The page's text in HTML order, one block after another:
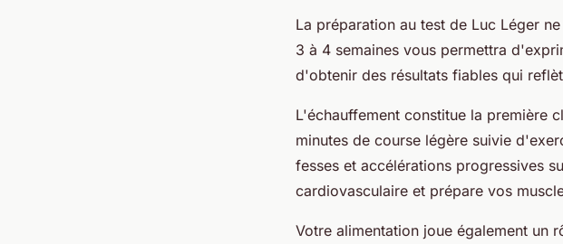
La préparation au test de Luc Léger
3 à 4 semaines vous permettra
d'obtenir des résultats fiables qui
L'échauffement constitue la première
minutes de course légère suivie
fesses et accélérations progressives
cardiovasculaire et prépare vos
Votre alimentation joue également un